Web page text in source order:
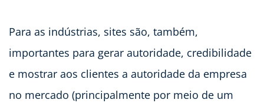
Para as indústrias, sites são, também,
importantes para gerar autoridade, credibilidade
e mostrar aos clientes a autoridade da empresa
no mercado (principalmente por meio de um